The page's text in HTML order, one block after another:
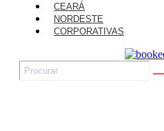
CEARÁ
NORDESTE
CORPORATIVAS